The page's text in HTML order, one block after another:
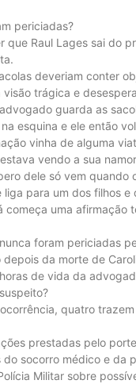
periciadas?
que Raul Lages sai do
deveriam conter
trágica e
guarda as
esquina e ele então
vinha de alguma
vendo a sua
dele só vem quando
para um dos filhos
começa uma
foram periciadas
da morte de
de vida da
quatro
prestadas pelo
socorro médico e da
Militar sobre